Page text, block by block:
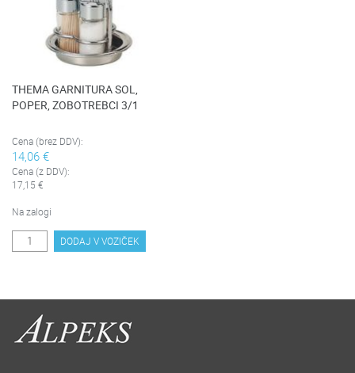
THEMA GARNITURA SOL,
POPER, ZOBOTREBCI 3/1
Cena (brez DDV):
14,06 €
Cena (z DDV):
17,15 €
Na zalogi
DODAJ V VOZIČEK